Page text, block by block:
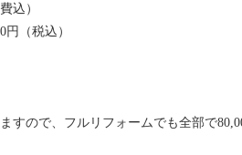
込）
（税込）
すので、フルリフォームでも全部で